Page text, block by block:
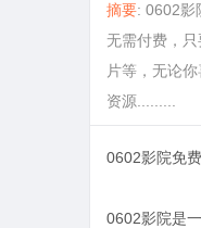
摘要: 0602影
无需付费，
片等，无论
资源.........
0602影院免
0602影院是